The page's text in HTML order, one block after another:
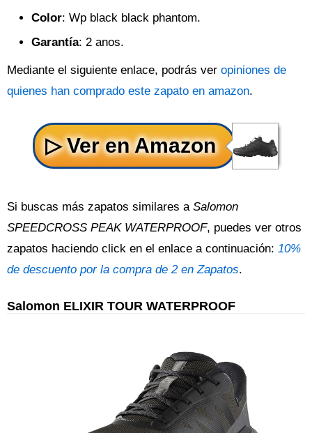
Color: Wp black black phantom.
Garantía: 2 anos.
Mediante el siguiente enlace, podrás ver opiniones de
quienes han comprado este zapato en amazon.
Si buscas más zapatos similares a Salomon
SPEEDCROSS PEAK WATERPROOF, puedes ver otros
zapatos haciendo click en el enlace a continuación: 10%
de descuento por la compra de 2 en Zapatos.
Salomon ELIXIR TOUR WATERPROOF